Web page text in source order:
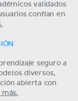
validados
confían en
seguro a
diversos,
abierta con
más.